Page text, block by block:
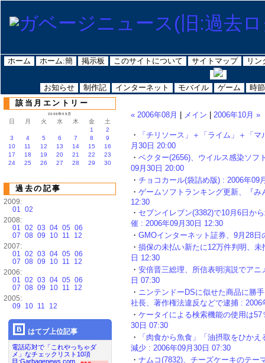
ホーム ホーム:簡 掲示板 このサイトについて サイトマップ リン
お知らせ 制作記 インターネット モバイル ゲーム 時節
« 2006年08月 メイン 2006年10月 »
・
「チリソース」＋「ライム」＋「
月30日 20:00
・ ベクター(2656)、ウイルス感染ソフ
09月30日 20:00
・ チョコカール(袋詰め版) : 2006年09
・ ゲームソフトランキング更新、『
12:30
・ セブンイレブン(3382)で10月6日か
催 : 2006年09月30日 12:30
・ GMOインターネット証券、9月28
・ 損保の未払い新たに12万件判明、
日 12:30
・ 安倍晋三総理、所信表明演説でア
日 07:30
・ ニンテンドーDSに似せた商品に勝
社長、著作権法違反などで逮捕 : 2006
・ ケータイによる検索機能の使用は
30日 07:30
・
「肉食から魚食」「油摂取をひか
減少 : 2006年09月30日 07:30
・ ナムコ(7832)、チーズケーキのテー
該当月エントリー
2006年09月
日 月 火 水 木 金
土
1
2
3
4 5 6 7 8
9
10
11 12 13 14 15
16
17
18 19 20 21 22
23
24
25 26 27 28 29 30
過去の記事
2009:
01 02
2008:
01 02 03 04 05 06
07 08 09 10 11
12
2007:
01 02 03 04 05 06
07 08 09 10 11
12
2006:
01 02 03 04 05 06
07 08 09 10 11
12
2005:
09
10 11 12
はてブ上位記事
電話応対で「これやっちゃダ
メ」なチェックリスト10項
目:Garbagenews.com